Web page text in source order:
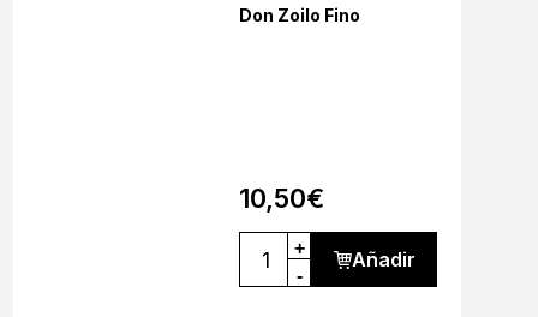
Don Zoilo Fino
10,50€
+
-
Añadir